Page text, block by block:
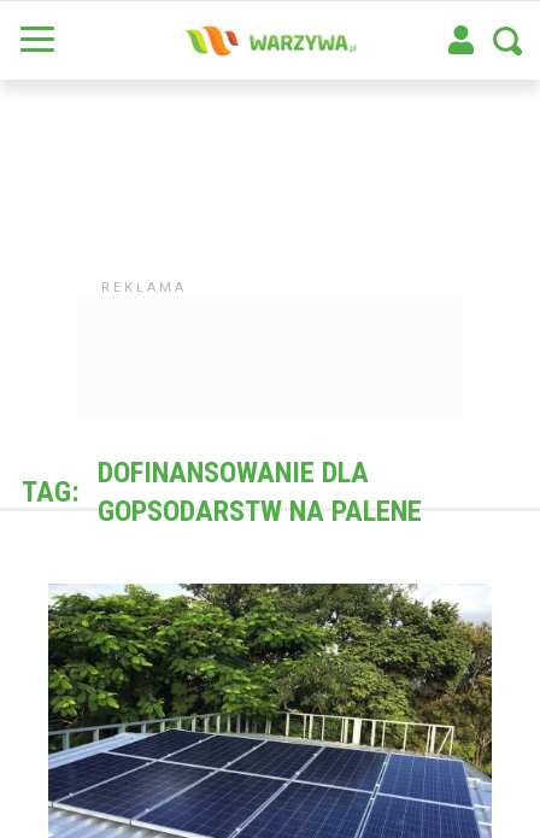
TAG:
DOFINANSOWANIE DLA
GOPSODARSTW NA PALENE